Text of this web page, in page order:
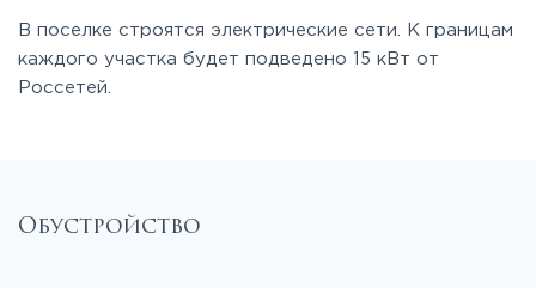
В поселке строятся электрические сети. К границам
каждого участка будет подведено 15 кВт от
Россетей.
Обустройство